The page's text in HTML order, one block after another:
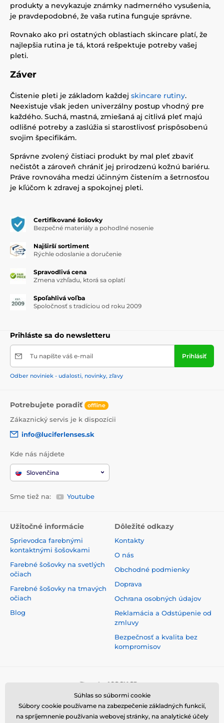
produkty a nevykazuje známky nadmerného vysušenia,
je pravdepodobné, že vaša rutina funguje správne.
Rovnako ako pri ostatných oblastiach skincare platí, že
najlepšia rutina je tá, ktorá rešpektuje potreby vašej
pleti.
Záver
Čistenie pleti je základom každej skincare rutiny.
Neexistuje však jeden univerzálny postup vhodný pre
každého. Suchá, mastná, zmiešaná aj citlivá pleť majú
odlišné potreby a zaslúžia si starostlivosť prispôsobenú
svojim špecifikám.
Správne zvolený čistiaci produkt by mal pleť zbaviť
nečistôt a zároveň chrániť jej prirodzenú kožnú bariéru.
Práve rovnováha medzi účinným čistením a šetrnosťou
je kľúčom k zdravej a spokojnej pleti.
Certifikované šošovky
Bezpečné materiály a pohodlné nosenie
Najširší sortiment
Rýchle odoslanie a doručenie
Spravodlivá cena
Zmena vzhľadu, ktorá sa oplatí
Spoľahlivá voľba
Spoločnosť s tradíciou od roku 2009
Prihláste sa do newsletteru
Tu napíšte váš e-mail Prihlásiť
Odber noviniek - udalosti, novinky, zľavy
Potrebujete poradiť offline
Zákaznický servis je k dispozícii
info@luciferlenses.sk
Kde nás nájdete
Slovenčina
Sme tiež na: Youtube
Užitočné informácie
Sprievodca farebnými
kontaktnými šošovkami
Farebné šošovky na svetlých
očiach
Farebné šošovky na tmavých
očiach
Blog
Dôležité odkazy
Kontakty
O nás
Obchodné podmienky
Doprava
Ochrana osobných údajov
Reklamácia a Odstúpenie od
zmluvy
Bezpečnosť a kvalita bez
kompromisov
Súhlas so súbormi cookie
Súbory cookie používame na zabezpečenie základných funkcií,
na spríjemnenie používania webovej stránky, na analytické účely